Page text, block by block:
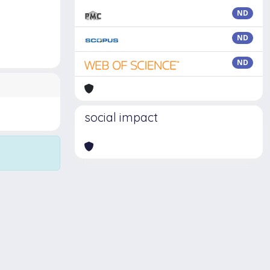
ND
ND
ND
social impact